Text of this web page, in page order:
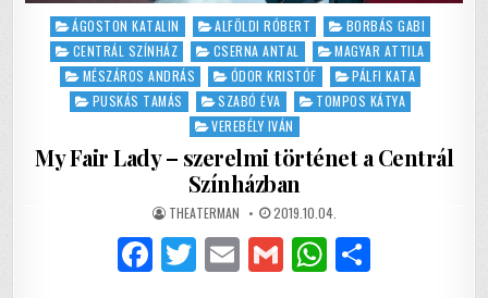
Posted
in
ÁGOSTON KATALIN ALFÖLDI RÓBERT
BORBÁS GABI
CENTRÁL SZÍNHÁZ
CSERNA ANTAL
MAGYAR ATTILA
MÉSZÁROS ANDRÁS
ÓDOR KRISTÓF
PÁLFI KATA
PUSKÁS TAMÁS
SZABÓ ÉVA
TOMPOS KÁTYA
VEREBÉLY IVÁN
My Fair Lady – szerelmi történet a Centrál
Színházban
AUTHOR:
THEATERMAN PUBLISHED
DATE:
2019.10.04.
F T E G W